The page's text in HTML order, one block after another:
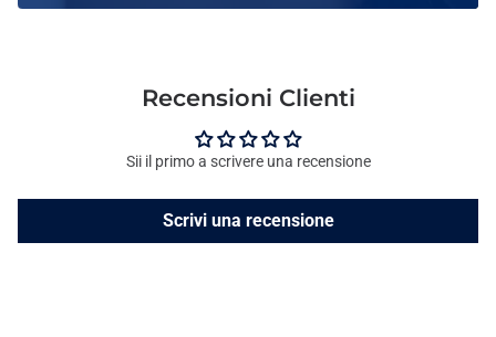
Recensioni Clienti
Sii il primo a scrivere una recensione
Scrivi una recensione